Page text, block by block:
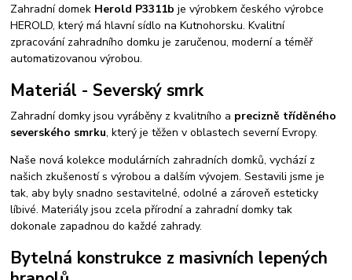
Zahradní domek Herold P3311bje výrobkem českého výrobce
HEROLD, který má hlavní sídlo na Kutnohorsku. Kvalitní
zpracování zahradního domku je zaručenou, moderní a téměř
automatizovanou výrobou.
Materiál - Severský smrk
Zahradní domky jsou vyráběny z kvalitního a precizně tříděného
severského smrku, který je těžen v oblastech severní Evropy.
Naše nová kolekce modulárních zahradních domků, vychází z
našich zkušeností s výrobou a dalším vývojem. Sestavili jsme je
tak, aby byly snadno sestavitelné, odolné a zároveň esteticky
líbivé. Materiály jsou zcela přírodní a zahradní domky tak
dokonale zapadnou do každé zahrady.
Bytelná konstrukce z masivních lepených